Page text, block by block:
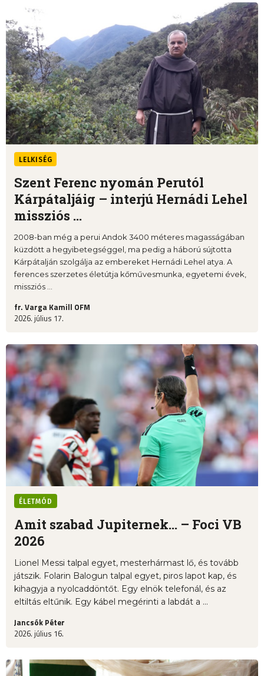
LELKISÉG
Szent Ferenc nyomán Perutól
Kárpátaljáig – interjú Hernádi Lehel
missziós ...
2008-ban még a perui Andok 3400 méteres magasságában
küzdött a hegyibetegséggel, ma pedig a háború sújtotta
Kárpátalján szolgálja az embereket Hernádi Lehel atya. A
ferences szerzetes életútja kőművesmunka, egyetemi évek,
missziós ...
fr. Varga Kamill OFM
2026. július 17.
ÉLETMÓD
Amit szabad Jupiternek... – Foci VB
2026
Lionel Messi talpal egyet, mesterhármast lő, és tovább
játszik. Folarin Balogun talpal egyet, piros lapot kap, és
kihagyja a nyolcaddöntőt. Egy elnök telefonál, és az
eltiltás eltűnik. Egy kábel megérinti a labdát a ...
Jancsók Péter
2026. július 16.